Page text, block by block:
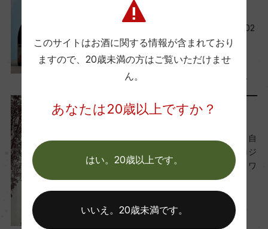
Wine Advocate 獲得点
ー
国内ワイン専門誌評価歴
ー
Wine Spectator 得点
ー
今月の新規取り扱い商品【202
6年7月】
2026年7月1日
…
リリース情報
カリフォルニアから届いた、自
由でポジティブなワインプロジ
ェクト「ジャンボ・タイム・ワ
インズ」新発売
このサイトはお酒に関する情報が含まれており
ますので、 20歳未満の方はご覧いただけませ
ん。
あなたは20歳以上ですか？
はい。20歳以上です。
いいえ。20歳未満です。